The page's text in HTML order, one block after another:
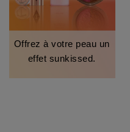
Offrez à votre peau un
effet sunkissed.